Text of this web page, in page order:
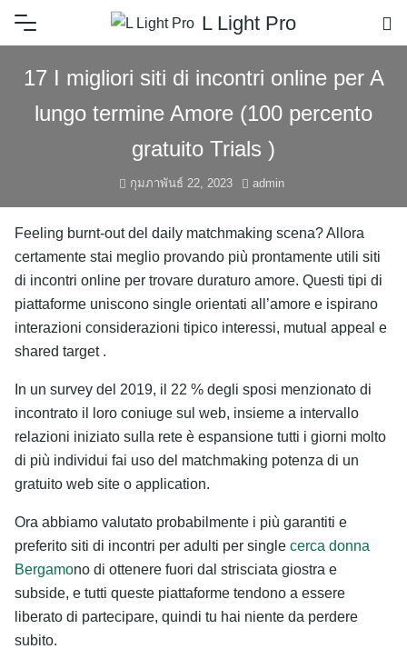
L Light Pro
17 I migliori siti di incontri online per A
lungo termine Amore (100 percento
gratuito Trials )
กุมภาพันธ์ 22, 2023 admin
Feeling burnt-out del daily matchmaking scena? Allora
certamente stai meglio provando più prontamente utili siti
di incontri online per trovare duraturo amore. Questi tipi di
piattaforme uniscono single orientati all’amore e ispirano
interazioni considerazioni tipico interessi, mutual appeal e
shared target .
In un survey del 2019, il 22 % degli sposi menzionato di
incontrato il loro coniuge sul web, insieme a intervallo
relazioni iniziato sulla rete è espansione tutti i giorni molto
di più individui fai uso del matchmaking potenza di un
gratuito web site o application.
Ora abbiamo valutato probabilmente i più garantiti e
preferito siti di incontri per adulti per single cerca donna
Bergamono di ottenere fuori dal strisciata giostra e
subside, e tutti queste piattaforme tendono a essere
liberato di partecipare, quindi tu hai niente da perdere
subito.